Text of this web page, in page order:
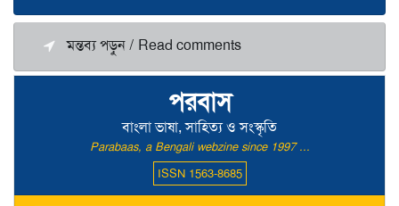
পরবাস
বাংলা ভাষা, সাহিত্য ও সংস্কৃতি
Parabaas, a Bengali webzine since 1997 ...
ISSN 1563-8685
মন্তব্য পড়ুন / Read comments